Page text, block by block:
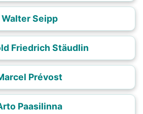
Walter Seipp
Friedrich Stäudlin
Prévost
Paasilinna